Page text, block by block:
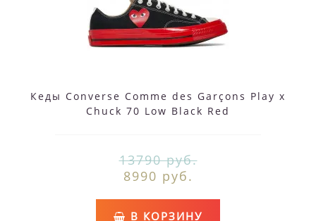
Кеды Converse Comme des Garçons Play x
Chuck 70 Low Black Red
13790 руб.
8990 руб.
В КОРЗИНУ